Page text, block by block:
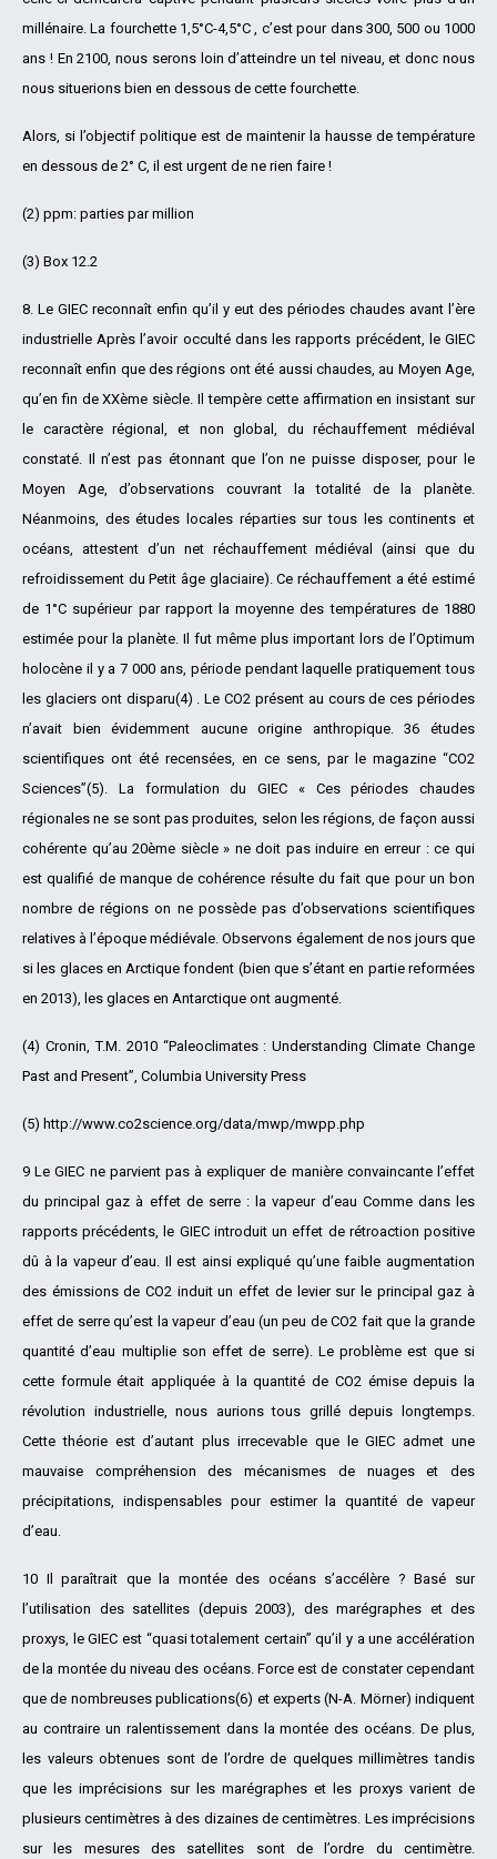
millénaire. La fourchette 1,5°C-4,5°C , c’est pour dans 300, 500 ou 1000
ans ! En 2100, nous serons loin d’atteindre un tel niveau, et donc nous
nous situerions bien en dessous de cette fourchette.
Alors, si l’objectif politique est de maintenir la hausse de température
en dessous de 2° C, il est urgent de ne rien faire !
(2) ppm: parties par million
(3) Box 12.2
8. Le GIEC reconnaît enfin qu’il y eut des périodes chaudes avant l’ère
industrielle Après l’avoir occulté dans les rapports précédent, le GIEC
reconnaît enfin que des régions ont été aussi chaudes, au Moyen Age,
qu’en fin de XXème siècle. Il tempère cette affirmation en insistant sur
le caractère régional, et non global, du réchauffement médiéval
constaté. Il n’est pas étonnant que l’on ne puisse disposer, pour le
Moyen Age, d’observations couvrant la totalité de la planète.
Néanmoins, des études locales réparties sur tous les continents et
océans, attestent d’un net réchauffement médiéval (ainsi que du
refroidissement du Petit âge glaciaire). Ce réchauffement a été estimé
de 1°C supérieur par rapport la moyenne des températures de 1880
estimée pour la planète. Il fut même plus important lors de l’Optimum
holocène il y a 7 000 ans, période pendant laquelle pratiquement tous
les glaciers ont disparu(4) . Le CO2 présent au cours de ces périodes
n’avait bien évidemment aucune origine anthropique. 36 études
scientifiques ont été recensées, en ce sens, par le magazine “CO2
Sciences”(5). La formulation du GIEC « Ces périodes chaudes
régionales ne se sont pas produites, selon les régions, de façon aussi
cohérente qu’au 20ème siècle » ne doit pas induire en erreur : ce qui
est qualifié de manque de cohérence résulte du fait que pour un bon
nombre de régions on ne possède pas d’observations scientifiques
relatives à l’époque médiévale. Observons également de nos jours que
si les glaces en Arctique fondent (bien que s’étant en partie reformées
en 2013), les glaces en Antarctique ont augmenté.
(4) Cronin, T.M. 2010 “Paleoclimates : Understanding Climate Change
Past and Present”, Columbia University Press
(5) http://www.co2science.org/data/mwp/mwpp.php
9 Le GIEC ne parvient pas à expliquer de manière convaincante l’effet
du principal gaz à effet de serre : la vapeur d’eau Comme dans les
rapports précédents, le GIEC introduit un effet de rétroaction positive
dû à la vapeur d’eau. Il est ainsi expliqué qu’une faible augmentation
des émissions de CO2 induit un effet de levier sur le principal gaz à
effet de serre qu’est la vapeur d’eau (un peu de CO2 fait que la grande
quantité d’eau multiplie son effet de serre). Le problème est que si
cette formule était appliquée à la quantité de CO2 émise depuis la
révolution industrielle, nous aurions tous grillé depuis longtemps.
Cette théorie est d’autant plus irrecevable que le GIEC admet une
mauvaise compréhension des mécanismes de nuages et des
précipitations, indispensables pour estimer la quantité de vapeur
d’eau.
10 Il paraîtrait que la montée des océans s’accélère ? Basé sur
l’utilisation des satellites (depuis 2003), des marégraphes et des
proxys, le GIEC est “quasi totalement certain” qu’il y a une accélération
de la montée du niveau des océans. Force est de constater cependant
que de nombreuses publications(6) et experts (N-A. Mörner) indiquent
au contraire un ralentissement dans la montée des océans. De plus,
les valeurs obtenues sont de l’ordre de quelques millimètres tandis
que les imprécisions sur les marégraphes et les proxys varient de
plusieurs centimètres à des dizaines de centimètres. Les imprécisions
sur les mesures des satellites sont de l’ordre du centimètre.